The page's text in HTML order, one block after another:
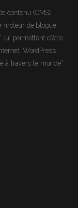
contenu (CMS)
de blogue.
lui permettent d’être
WordPress
à travers le monde*